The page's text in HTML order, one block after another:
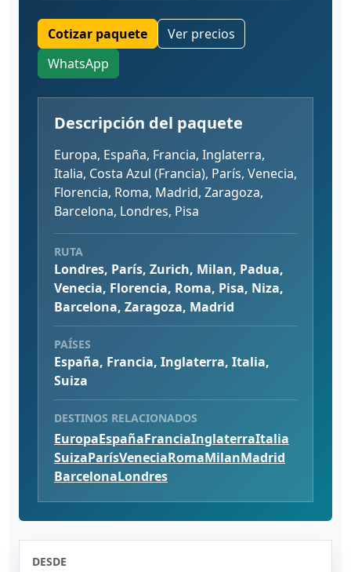
Cotizar paquete
Ver precios
WhatsApp
Descripción del paquete
Europa, España, Francia, Inglaterra,
Italia, Costa Azul (Francia), París, Venecia,
Florencia, Roma, Madrid, Zaragoza,
Barcelona, Londres, Pisa
RUTA
Londres, París, Zurich, Milan, Padua,
Venecia, Florencia, Roma, Pisa, Niza,
Barcelona, Zaragoza, Madrid
PAÍSES
España, Francia, Inglaterra, Italia,
Suiza
DESTINOS RELACIONADOS
EuropaEspañaFranciaInglaterraItalia
SuizaParísVeneciaRomaMilanMadrid
BarcelonaLondres
DESDE